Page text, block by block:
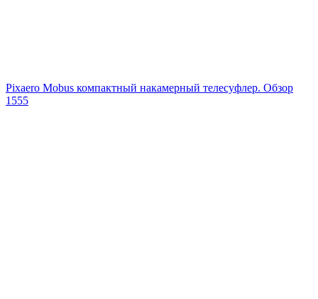
Pixaero Mobus компактный накамерный телесуфлер. Обзор
1555